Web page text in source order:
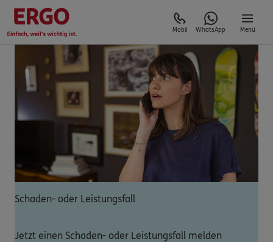
Mobil WhatsApp Menü
Schaden- oder Leistungsfall
Jetzt einen Schaden- oder Leistungsfall melden